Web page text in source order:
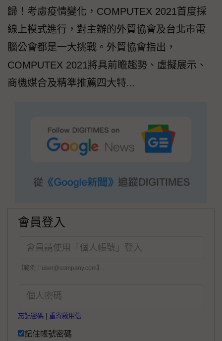
歸！考慮疫情變化，COMPUTEX 2021首度採
線上模式進行，對主辦的外貿協會及台北市電
腦公會都是一大挑戰。外貿協會指出，
COMPUTEX 2021將具前瞻趨勢、虛擬展示、
商機媒合及精準推薦四大特...
會員登入
【範例：user@company.com】
忘記密碼 重寄啟用信
記住帳號密碼